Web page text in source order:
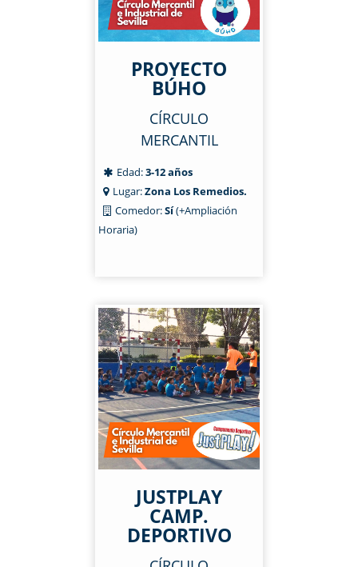
PROYECTO
BÚHO
CÍRCULO
MERCANTIL
Edad:3-12 años
Lugar:Zona Los Remedios.
Comedor:Sí(+Ampliación
Horaria)
JUSTPLAY
CAMP.
DEPORTIVO